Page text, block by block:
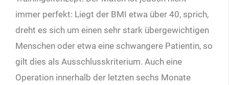
immer perfekt: Liegt der BMI etwa über 40, sprich,
dreht es sich um einen sehr stark übergewichtigen
Menschen oder etwa eine schwangere Patientin, so
gilt dies als Ausschlusskriterium. Auch eine
Operation innerhalb der letzten sechs Monate